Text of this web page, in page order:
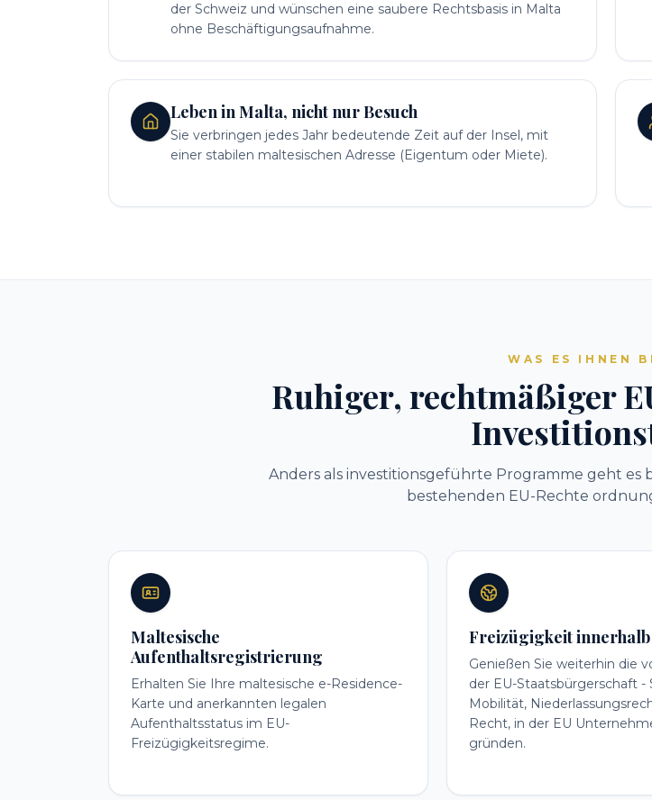
der Schweiz und wünschen eine saubere Rechtsbasis in Malta
ohne Beschäftigungsaufnahme.
Leben in Malta, nicht nur Besuch
Sie verbringen jedes Jahr bedeutende Zeit auf der Insel, mit
einer stabilen maltesischen Adresse (Eigentum oder Miete).
WAS ES IHNEN
Ruhiger, rechtmäßiger
Anders als investitionsgeführte Programme geht
bestehenden EU-Rechte
Maltesische
Aufenthaltsregistrierung
Erhalten Sie Ihre maltesische e-Residence-
Karte und anerkannten legalen
Aufenthaltsstatus im EU-
Freizügigkeitsregime.
Freizügigkeit innerhalb
Genießen Sie weiterhin die
der EU-Staatsbürgerschaft -
Mobilität,
Recht, in der EU
gründen.